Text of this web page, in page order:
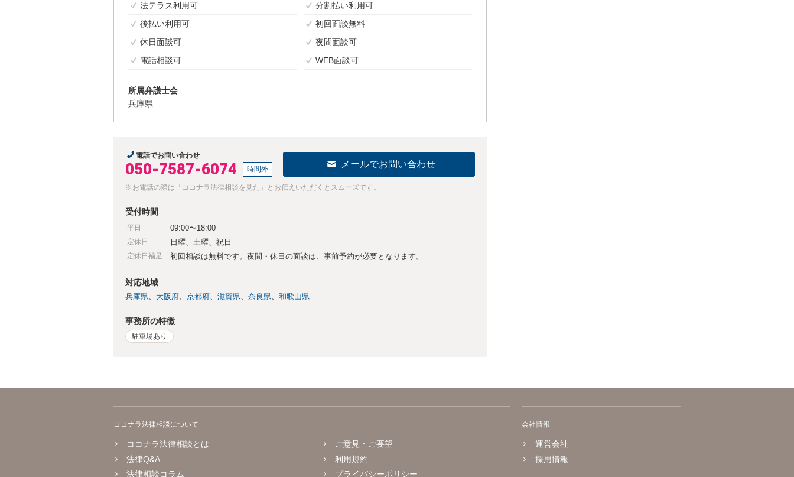
法テラス利用可
分割払い利用可
後払い利用可
初回面談無料
休日面談可
夜間面談可
電話相談可
WEB面談可
所属弁護士会
兵庫県
電話でお問い合わせ
050-7587-6074 時間外 メールでお問い合わせ
※お電話の際は「ココナラ法律相談を見た」とお伝えいただくとスムーズです。
受付時間
平日 09:00〜18:00
定休日 日曜、土曜、祝日
定休日補足 初回相談は無料です。夜間・休日の面談は、事前予約が必要となります。
対応地域
兵庫県 大阪府 京都府 滋賀県 奈良県 和歌山県
事務所の特徴
駐車場あり
ココナラ法律相談について
ココナラ法律相談とは
法律Q&A
法律相談コラム
ご意見・ご要望
利用規約
プライバシーポリシー
会社情報
運営会社
採用情報